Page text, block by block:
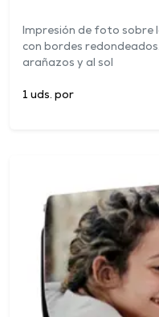
Impresión de foto sobre
con bordes
arañazos y al sol
1 uds. por